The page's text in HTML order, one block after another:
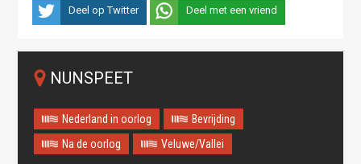
Deel op Twitter Deel met een vriend
NUNSPEET
Nederland in oorlog
Bevrijding
Na de oorlog
Veluwe/Vallei